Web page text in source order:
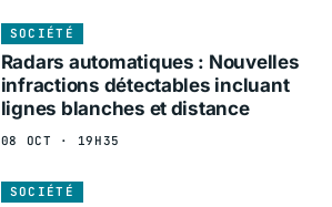
SOCIÉTÉ
Radars automatiques : Nouvelles
infractions détectables incluant
lignes blanches et distance
08 OCT · 19H35
SOCIÉTÉ